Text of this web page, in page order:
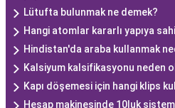
Lütufta bulunmak ne demek?
Hangi atomlar kararlı yapıya
Hindistan'da araba kullanmak
Kalsiyum kalsifikasyonu neden
Kapı döşemesi için hangi klips
Hesap makinesinde 10luk